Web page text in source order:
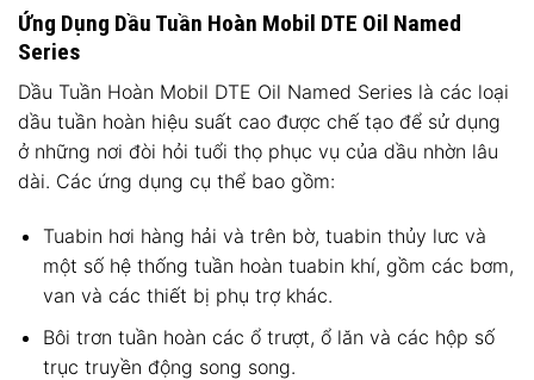
Ứng Dụng Dầu Tuần Hoàn Mobil DTE Oil Named
Series
Dầu Tuần Hoàn Mobil DTE Oil Named Series là các loại
dầu tuần hoàn hiệu suất cao được chế tạo để sử dụng
ở những nơi đòi hỏi tuổi thọ phục vụ của dầu nhờn lâu
dài. Các ứng dụng cụ thể bao gồm:
Tuabin hơi hàng hải và trên bờ, tuabin thủy lưc và
một số hệ thống tuần hoàn tuabin khí, gồm các bơm,
van và các thiết bị phụ trợ khác.
Bôi trơn tuần hoàn các ổ trượt, ổ lăn và các hộp số
trục truyền động song song.